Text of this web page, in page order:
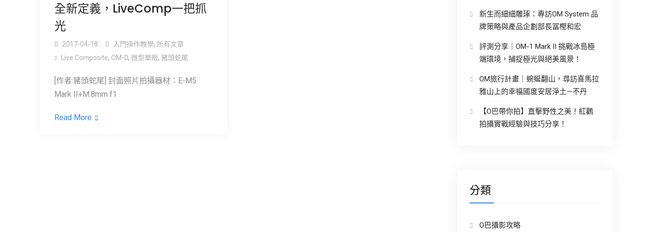
全新定義，LiveComp一把抓
光
2017-04-18 入門操作教學, 所有文章
Live Composite, OM-D, 微型單眼, 豬頭蛇尾
[作者:豬頭蛇尾] 封面照片拍攝器材：E-M5
Mark II+M.8mm f1
Read More
新生而細細雕琢：專訪OM System 品
牌策略與產品企劃部長冨樫和宏
評測分享｜OM-1 Mark II 挑戰冰島極
端環境，捕捉極光與絕美風景！
OM旅行計畫｜蜿蜒翻山，尋訪喜馬拉
雅山上的幸福國度安居淨土—不丹
【O巴帶你拍】直擊野性之美！紅鸛
拍攝實戰經驗與技巧分享！
分類
O巴攝影攻略